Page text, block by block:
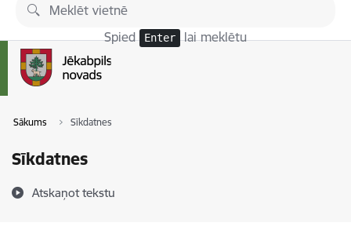
Pāriet uz lapas saturu
Spied Enter lai meklētu
Sākums Sīkdatnes
Sīkdatnes
Atskaņot tekstu